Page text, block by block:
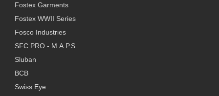
Fostex Garments
Fostex WWII Series
Fosco Industries
SFC PRO - M.A.P.S.
Sluban
BCB
Swiss Eye